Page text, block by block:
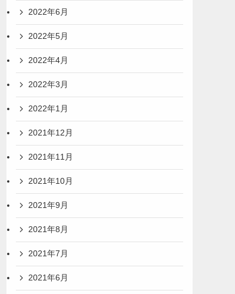
2022年6月
2022年5月
2022年4月
2022年3月
2022年1月
2021年12月
2021年11月
2021年10月
2021年9月
2021年8月
2021年7月
2021年6月